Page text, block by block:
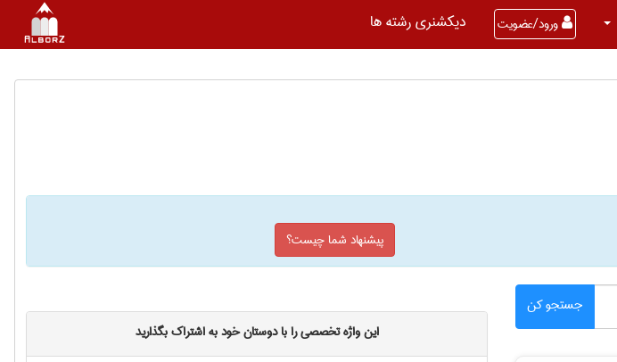
ورود/عضویت دیکشنری رشته ها
پیشنهاد شما چیست؟
جستجو کن
این واژه تخصصی را با دوستان خود به اشتراک بگذارید